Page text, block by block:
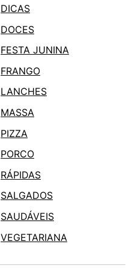
DICAS
DOCES
FESTA JUNINA
FRANGO
LANCHES
MASSA
PIZZA
PORCO
RÁPIDAS
SALGADOS
SAUDÁVEIS
VEGETARIANA